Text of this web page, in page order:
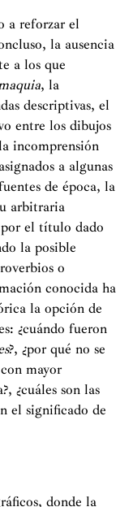
a reforzar el
la ausencia
a los que
, la
descriptivas, el
entre los dibujos
incomprensión
a algunas
de época, la
arbitraria
el título dado
la posible
o
conocida ha
la opción de
¿cuándo fueron
?, ¿por qué no se
mayor
¿cuáles son las
el significado de
donde la